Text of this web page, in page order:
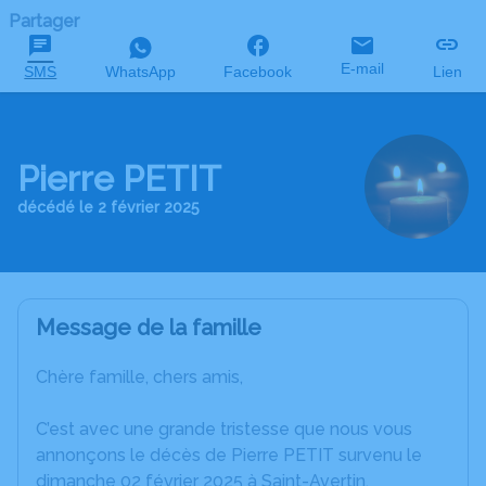
Partager
SMS WhatsApp Facebook E-mail Lien
Pierre PETIT
décédé le 2 février 2025
Message de la famille
Chère famille, chers amis,
C’est avec une grande tristesse que nous vous
annonçons le décès de Pierre PETIT survenu le
dimanche 02 février 2025 à Saint-Avertin.